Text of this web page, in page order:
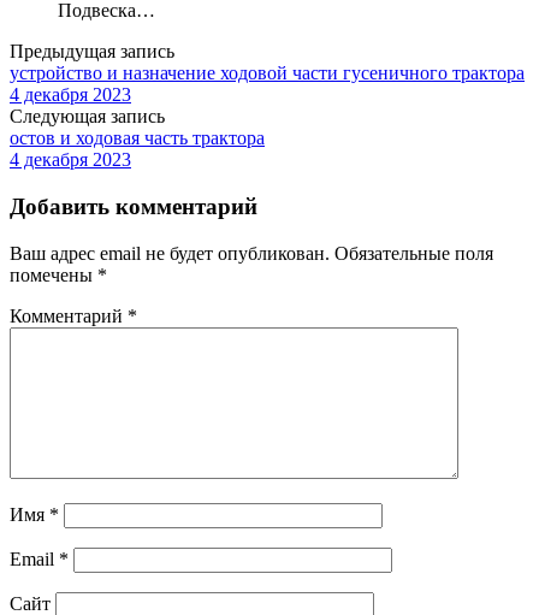
Подвеска…
Предыдущая запись
устройство и назначение ходовой части гусеничного трактора
4 декабря 2023
Следующая запись
остов и ходовая часть трактора
4 декабря 2023
Добавить комментарий
Ваш адрес email не будет опубликован. Обязательные поля
помечены *
Комментарий *
Имя *
Email *
Сайт